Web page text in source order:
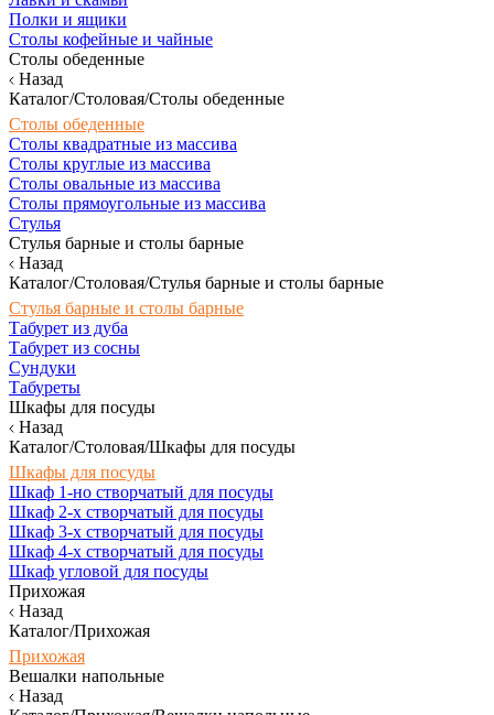
Полки и ящики
Столы кофейные и чайные
Столы обеденные
Назад
Каталог/Столовая/Столы обеденные
Столы обеденные
Столы квадратные из массива
Столы круглые из массива
Столы овальные из массива
Столы прямоугольные из массива
Стулья
Стулья барные и столы барные
Назад
Каталог/Столовая/Стулья барные и столы барные
Стулья барные и столы барные
Табурет из дуба
Табурет из сосны
Сундуки
Табуреты
Шкафы для посуды
Назад
Каталог/Столовая/Шкафы для посуды
Шкафы для посуды
Шкаф 1-но створчатый для посуды
Шкаф 2-х створчатый для посуды
Шкаф 3-х створчатый для посуды
Шкаф 4-х створчатый для посуды
Шкаф угловой для посуды
Прихожая
Назад
Каталог/Прихожая
Прихожая
Вешалки напольные
Назад